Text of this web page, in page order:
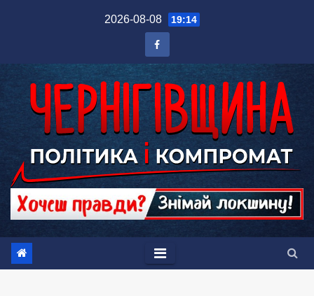
2026-08-08 19:14